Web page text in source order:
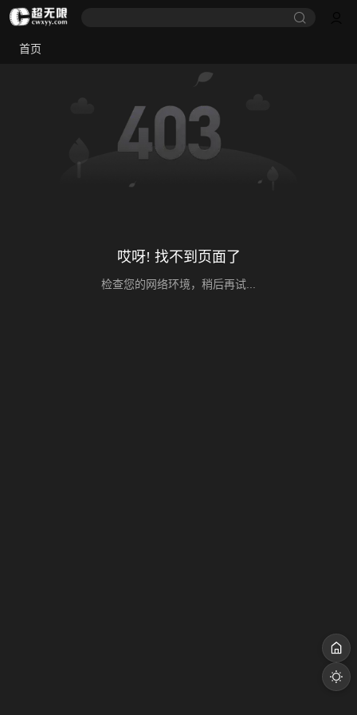
首页
哎呀! 找不到页面了
检查您的网络环境，稍后再试...